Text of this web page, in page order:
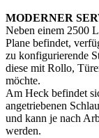
MODERNER
Neben einem 2500
Plane befindet,
zu konfigurierende
diese mit Rollo,
möchte.
Am Heck befindet
angetriebenen
und kann je nach
werden.